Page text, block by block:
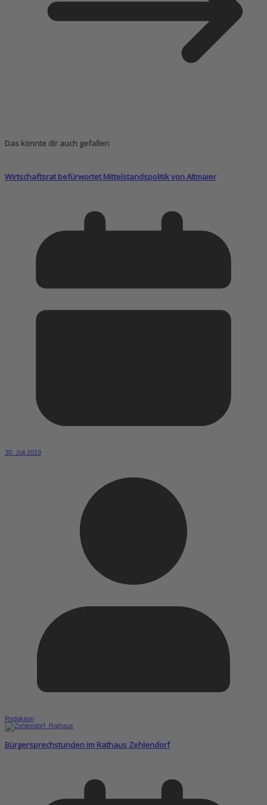
Das könnte dir auch gefallen
Wirtschaftsrat befürwortet Mittelstandspolitik von Altmaier
30. Juli 2019
Redaktion
Bürgersprechstunden im Rathaus Zehlendorf